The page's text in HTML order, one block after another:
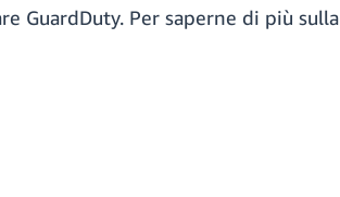
GuardDuty. Per saperne di più sulla